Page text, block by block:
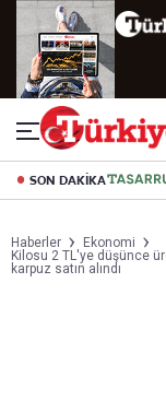
SON DAKİKA
Haberler
Ekonomi
Kilosu 2 TL'ye düşünce
karpuz satın alındı